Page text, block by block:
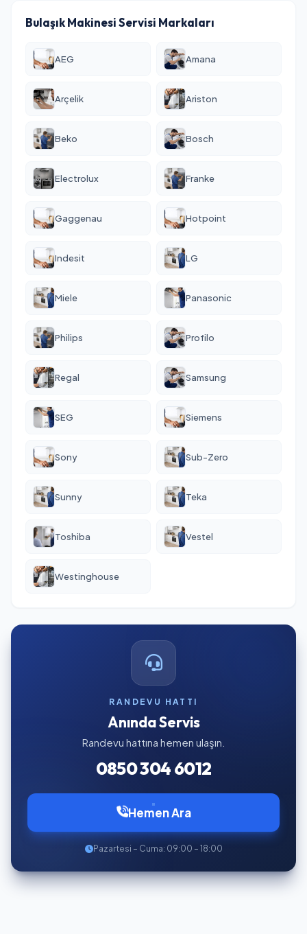
Bulaşık Makinesi Servisi Markaları
AEG Amana
Arçelik Ariston
Beko Bosch
Electrolux Franke
Gaggenau Hotpoint
Indesit LG
Miele Panasonic
Philips Profilo
Regal Samsung
SEG Siemens
Sony Sub-Zero
Sunny Teka
Toshiba Vestel
Westinghouse
RANDEVU HATTI
Anında Servis
Randevu hattına hemen ulaşın.
0850 304 6012
Hemen Ara
Pazartesi – Cuma: 09:00 – 18:00